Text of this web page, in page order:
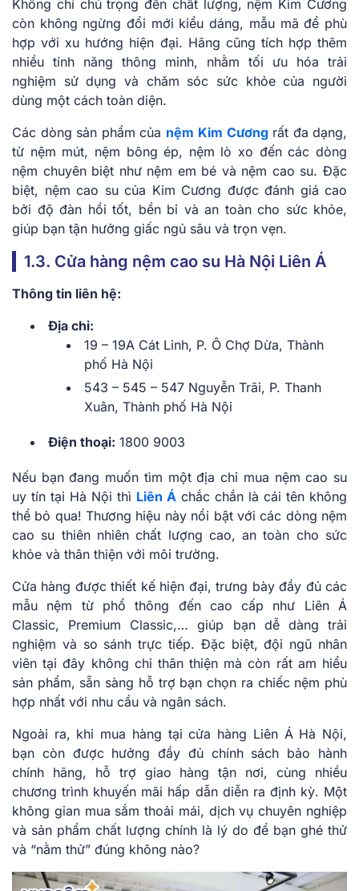
Không chỉ chú trọng đến chất lượng, nệm Kim Cương
còn không ngừng đổi mới kiểu dáng, mẫu mã để phù
hợp với xu hướng hiện đại. Hãng cũng tích hợp thêm
nhiều tính năng thông minh, nhằm tối ưu hóa trải
nghiệm sử dụng và chăm sóc sức khỏe của người
dùng một cách toàn diện.
Các dòng sản phẩm của nệm Kim Cươngrất đa dạng,
từ nệm mút, nệm bông ép, nệm lò xo đến các dòng
nệm chuyên biệt như nệm em bé và nệm cao su. Đặc
biệt, nệm cao su của Kim Cương được đánh giá cao
bởi độ đàn hồi tốt, bền bỉ và an toàn cho sức khỏe,
giúp bạn tận hưởng giấc ngủ sâu và trọn vẹn.
1.3. Cửa hàng nệm cao su Hà Nội Liên Á
Thông tin liên hệ:
Địa chỉ:
19 – 19A Cát Linh, P. Ô Chợ Dừa, Thành
phố Hà Nội
543 – 545 – 547 Nguyễn Trãi, P. Thanh
Xuân, Thành phố Hà Nội
Điện thoại: 1800 9003
Nếu bạn đang muốn tìm một địa chỉ mua nệm cao su
uy tín tại Hà Nội thì Liên Á chắc chắn là cái tên không
thể bỏ qua! Thương hiệu này nổi bật với các dòng nệm
cao su thiên nhiên chất lượng cao, an toàn cho sức
khỏe và thân thiện với môi trường.
Cửa hàng được thiết kế hiện đại, trưng bày đầy đủ các
mẫu nệm từ phổ thông đến cao cấp như Liên Á
Classic, Premium Classic,… giúp bạn dễ dàng trải
nghiệm và so sánh trực tiếp. Đặc biệt, đội ngũ nhân
viên tại đây không chỉ thân thiện mà còn rất am hiểu
sản phẩm, sẵn sàng hỗ trợ bạn chọn ra chiếc nệm phù
hợp nhất với nhu cầu và ngân sách.
Ngoài ra, khi mua hàng tại cửa hàng Liên Á Hà Nội,
bạn còn được hưởng đầy đủ chính sách bảo hành
chính hãng, hỗ trợ giao hàng tận nơi, cùng nhiều
chương trình khuyến mãi hấp dẫn diễn ra định kỳ. Một
không gian mua sắm thoải mái, dịch vụ chuyên nghiệp
và sản phẩm chất lượng chính là lý do để bạn ghé thử
và “nằm thử” đúng không nào?